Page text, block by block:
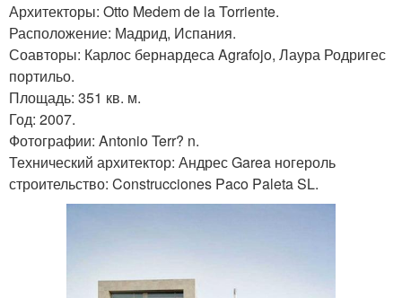
Архитекторы: Otto Medem de la Torriente.
Расположение: Мадрид, Испания.
Соавторы: Карлос бернардеса Agrafojo, Лаура Родригес
портильо.
Площадь: 351 кв. м.
Год: 2007.
Фотографии: Antonio Terr? n.
Технический архитектор: Андрес Garea ногероль
строительство: Construcciones Paco Paleta SL.